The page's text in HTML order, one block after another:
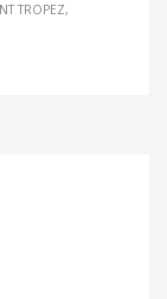
TROPEZ